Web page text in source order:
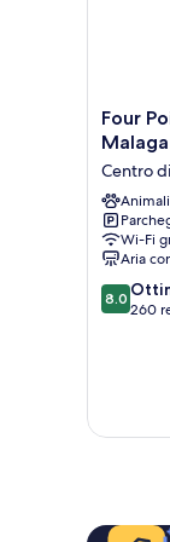
Four
Points
by
Sheraton
Malaga
Centre
Centro
di
Malaga
Four
Centro
Wi-Fi
Aria
8.0
su
8.0
260